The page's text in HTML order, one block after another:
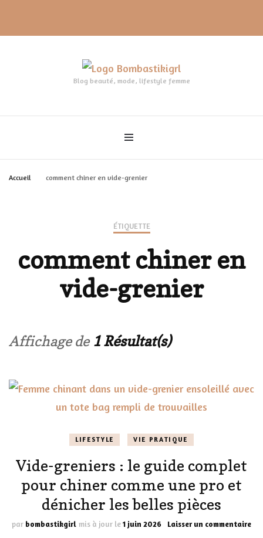
Blog beauté, mode, lifestyle femme
Accueil comment chiner en vide-grenier
ÉTIQUETTE
comment chiner en
vide-grenier
Affichage de 1 Résultat(s)
LIFESTYLE VIE PRATIQUE
Vide-greniers : le guide complet
pour chiner comme une pro et
dénicher les belles pièces
par bombastikgirl mis à jour le1 juin 2026 Laisser un commentairesur